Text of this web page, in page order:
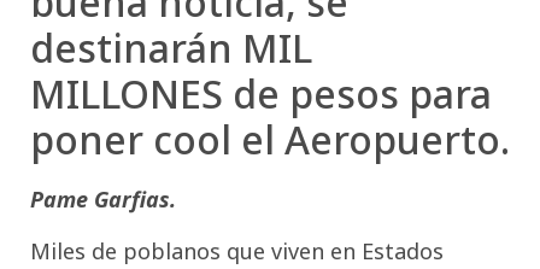
destinarán MIL
MILLONES de pesos para
poner cool el Aeropuerto.
Pame Garfias.
Miles de poblanos que viven en Estados